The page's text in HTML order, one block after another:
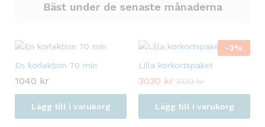
Bäst under de senaste månaderna
En körlektion 70 min
1040 kr
Lägg till i varukorg
-3%
Lilla körkortspaket
3030 kr 3120kr
Lägg till i varukorg